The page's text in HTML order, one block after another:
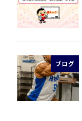
ブログ